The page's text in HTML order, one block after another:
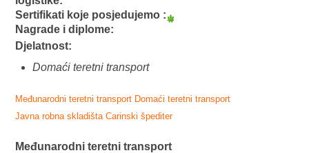
Sertifikati koje posjedujemo :
Nagrade i diplome:
Djelatnost:
Domaći teretni transport
Međunarodni teretni transport Domaći teretni transport
Javna robna skladišta Carinski špediter
Međunarodni teretni transport